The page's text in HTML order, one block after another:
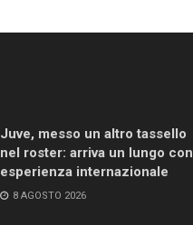
Juve, messo un altro tassello
nel roster: arriva un lungo con
esperienza internazionale
8 AGOSTO 2026